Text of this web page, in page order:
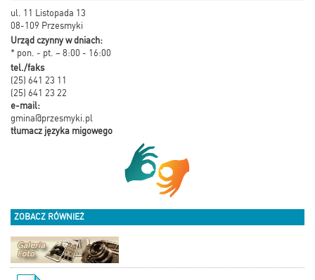
ul. 11 Listopada 13
08-109 Przesmyki
Urząd czynny w dniach:
* pon. - pt. – 8:00 - 16:00
tel./faks
(25) 641 23 11
(25) 641 23 22
e-mail:
gmina@przesmyki.pl
tłumacz języka migowego
ZOBACZ RÓWNIEŻ